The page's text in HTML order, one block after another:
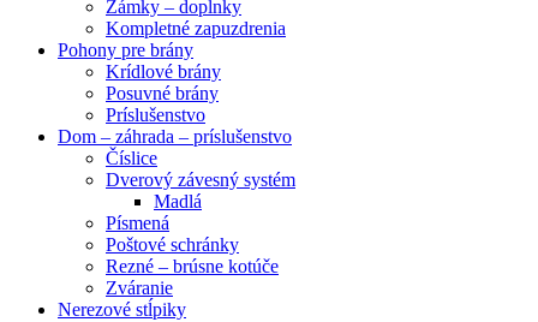
Zámky – doplnky
Kompletné zapuzdrenia
Pohony pre brány
Krídlové brány
Posuvné brány
Príslušenstvo
Dom – záhrada – príslušenstvo
Číslice
Dverový závesný systém
Madlá
Písmená
Poštové schránky
Rezné – brúsne kotúče
Zváranie
Nerezové stĺpiky